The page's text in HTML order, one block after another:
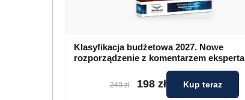
Klasyfikacja budżetowa 2027. Nowe
rozporządzenie z komentarzem eksperta
249 zł 198 zł Kup teraz